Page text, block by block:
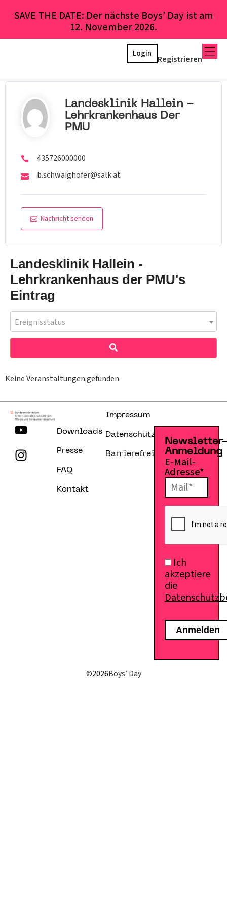
SAVE THE DATE: Der nächste Boys’ Day ist am
12. November 2026.
Registrieren
Login
Landesklinik Hallein -
Lehrkrankenhaus Der
PMU
435726000000
b.schwaighofer@salk.at
Nachricht senden
Landesklinik Hallein -
Lehrkrankenhaus der PMU's
Eintrag
Ereignisstatus
Keine Veranstaltungen gefunden
Downloads
Presse
FAQ
Kontakt
Impressum
Datenschutzerklärung
Barrierefreiheitserklärung
Anmeldung
E-Mail-
Adresse*
Ich
akzeptiere
die
©2026Boys’ Day